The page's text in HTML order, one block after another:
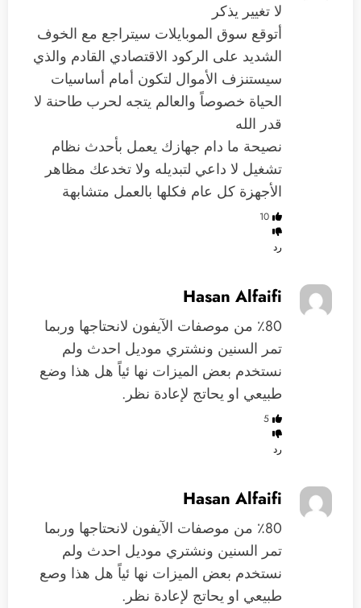
لا تغيير يذكر
أتوقع سوق الموبايلات سيتراجع مع الخوف
الشديد على الركود الاقتصادي القادم والذي
سيستنزف الأموال لتكون أمام أساسيات
الحياة خصوصاً والعالم يتجه لحرب طاحنة لا
قدر الله
نصيحة ما دام جهازك يعمل بأحدث نظام
تشغيل لا داعي لتبديله ولا تخدعك مظاهر
الأجهزة كل عام فكلها بالعمل متشابهة
10
رد
Hasan Alfaifi
٪80 من موصفات الآيفون لانحتاجها وربما
تمر السنين ونشتري موديل احدث ولم
نستخدم بعض الميزات نها ئياً هل هذا وضع
طبيعي او يحاتج لإعادة نظر.
5
رد
Hasan Alfaifi
٪80 من موصفات الآيفون لانحتاجها وربما
تمر السنين ونشتري موديل احدث ولم
نستخدم بعض الميزات نها ئياً هل هذا وصع
طبيعي او يحاتج لإعادة نظر.